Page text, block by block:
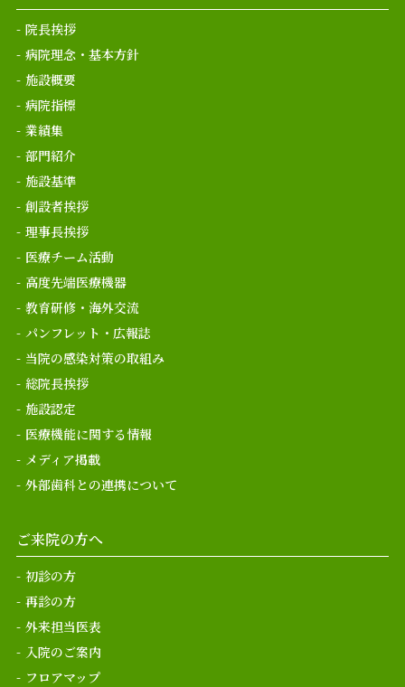
院長挨拶
病院理念・基本方針
施設概要
病院指標
業績集
部門紹介
施設基準
創設者挨拶
理事長挨拶
医療チーム活動
高度先端医療機器
教育研修・海外交流
パンフレット・広報誌
当院の感染対策の取組み
総院長挨拶
施設認定
医療機能に関する情報
メディア掲載
外部歯科との連携について
ご来院の方へ
初診の方
再診の方
外来担当医表
入院のご案内
フロアマップ